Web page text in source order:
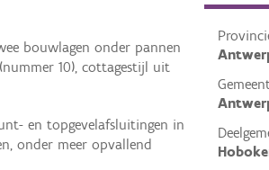
bouwlagen onder pannen
10), cottagestijl uit
en topgevelafsluitingen in
onder meer opvallend